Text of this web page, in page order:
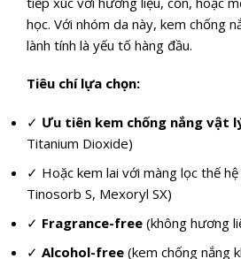
học. Với nhóm da này, kem chống
lành tính là yếu tố hàng đầu.
Tiêu chí lựa chọn:
✓ Ưu tiên kem chống nắng vật
Titanium Dioxide)
✓ Hoặc kem lai với màng lọc thế
Tinosorb S, Mexoryl SX)
✓ Fragrance-free (không hương
✓ Alcohol-free (kem chống nắng